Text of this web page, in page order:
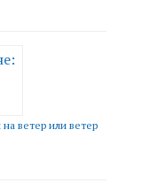
ветер или ветер